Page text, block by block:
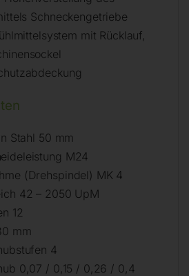
Schneckengetriebe
mit Rücklauf,
Stahl 50 mm
M24
(Drehspindel) MK 4
42 – 2050 UpM
12
mm
4
0,07 / 0,15 / 0,26 / 0,4